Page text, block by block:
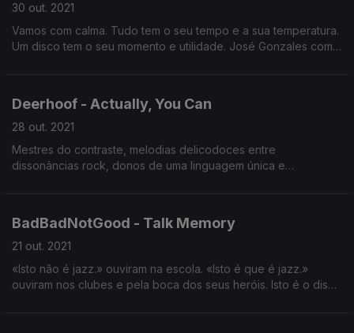
30 out. 2021
Vamos com calma. Tudo tem o seu tempo e a sua temperatura.
Um disco tem o seu momento e utilidade. José Gonzales com
Deerhoof - Actually, You Can
28 out. 2021
Mestres do contraste, melodias delicodoces entre
dissonâncias rock, donos de uma linguagem única e
BadBadNotGood - Talk Memory
21 out. 2021
«Isto não é jazz.» ouviram na escola. «Isto é que é jazz.»
ouviram nos clubes e pela boca dos seus heróis. Isto é o disco